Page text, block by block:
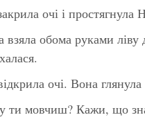
очі і простягнула
взяла обома руками
очі. Вона
ти мовчиш? Кажи, що